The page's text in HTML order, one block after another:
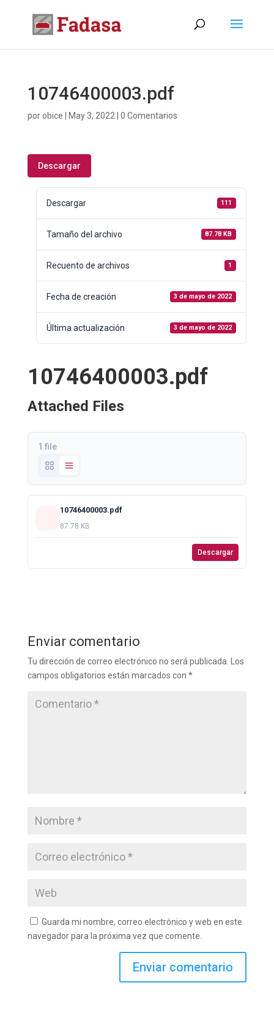
10746400003.pdf
porobice May 3, 2022 0 Comentarios
Descargar
Descargar 111
Tamaño del archivo 87.78 KB
Recuento de archivos 1
Fecha de creación 3 de mayo de 2022
Última actualización 3 de mayo de 2022
10746400003.pdf
Attached Files
1 file
10746400003.pdf
87.78 KB
Descargar
Enviar comentario
Tu dirección de correo electrónico no será publicada.
Los
campos obligatorios están marcados con *
Guarda mi nombre, correo electrónico y web en este
navegador para la próxima vez que comente.